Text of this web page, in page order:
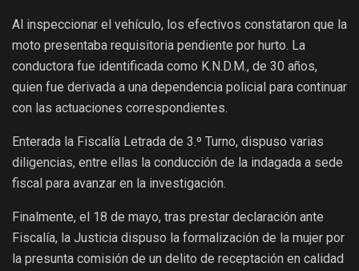
Al inspeccionar el vehículo, los efectivos constataron que la
moto presentaba requisitoria pendiente por hurto. La
conductora fue identificada como K.N.D.M., de 30 años,
quien fue derivada a una dependencia policial para continuar
con las actuaciones correspondientes.
Enterada la Fiscalía Letrada de 3.º Turno, dispuso varias
diligencias, entre ellas la conducción de la indagada a sede
fiscal para avanzar en la investigación.
Finalmente, el 18 de mayo, tras prestar declaración ante
Fiscalía, la Justicia dispuso la formalización de la mujer por
la presunta comisión de un delito de receptación en calidad